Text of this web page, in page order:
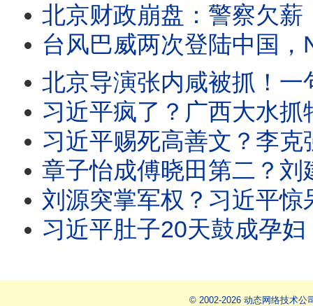
北京财政崩盘：警察欠薪，蠢猪治国火了！揭秘：中共高官拒打国产疫
台风巴威两次登陆中国，NO1暴雨横扫中国！上海杭州逃离，四川河北大
北京导演张内咸被抓！一句“105岁畜生”惹怒习近平？迪丽热巴容貌
习近平疯了？广西大水抓特务闹出新绰号洗脚盆，大撒币救援外国灾民
习近平赐死高善文？李克强同款；美驻华使馆十连发警报：逃离中国！
章子怡成傅晓田第二？刘建超落马扯出国际绯闻！广西大洪水惨炸，中国大
刘源突掌军权？习近平惊呆：张升民一个人开军委会！李克强哼习惹
习近平肚子20天鼓成孕妇，被《拜猪文》气得？最大凶兆应验：白
© 2002-2026 动态网络技术公